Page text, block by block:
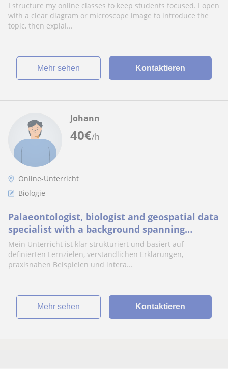
I structure my online classes to keep students focused. I open
with a clear diagram or microscope image to introduce the
topic, then explai...
Mehr sehen Kontaktieren
40€/h
Johann
Online-Unterricht
Biologie
Palaeontologist, biologist and geospatial data
specialist with a background spanning
research, teaching and science
communication.
Mein Unterricht ist klar strukturiert und basiert auf
definierten Lernzielen, verständlichen Erklärungen,
praxisnahen Beispielen und intera...
Mehr sehen Kontaktieren